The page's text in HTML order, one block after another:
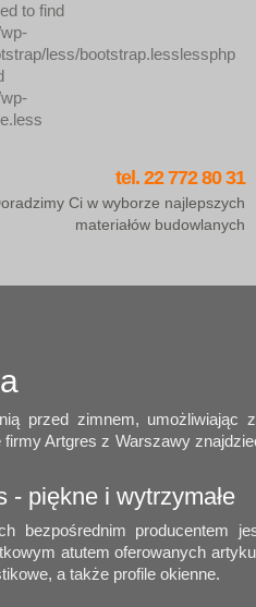
to find
less/bootstrap.lesslessphp
tel. 22 772 80 31
Ci w wyborze najlepszych
materiałów budowlanych
przed zimnem, umożliwiając
Artgres z Warszawy
- piękne i wytrzymałe
bezpośrednim
atutem oferowanych
a także profile okienne.